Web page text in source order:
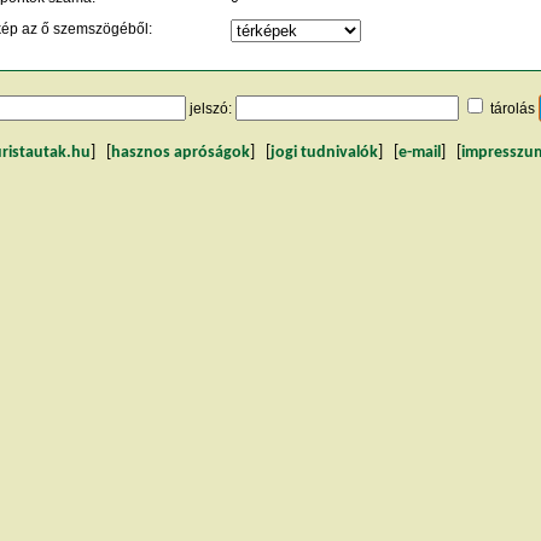
az ő szemszögéből:
jelszó: tárolás
hasznos apróságok jogi tudnivalók e-mail